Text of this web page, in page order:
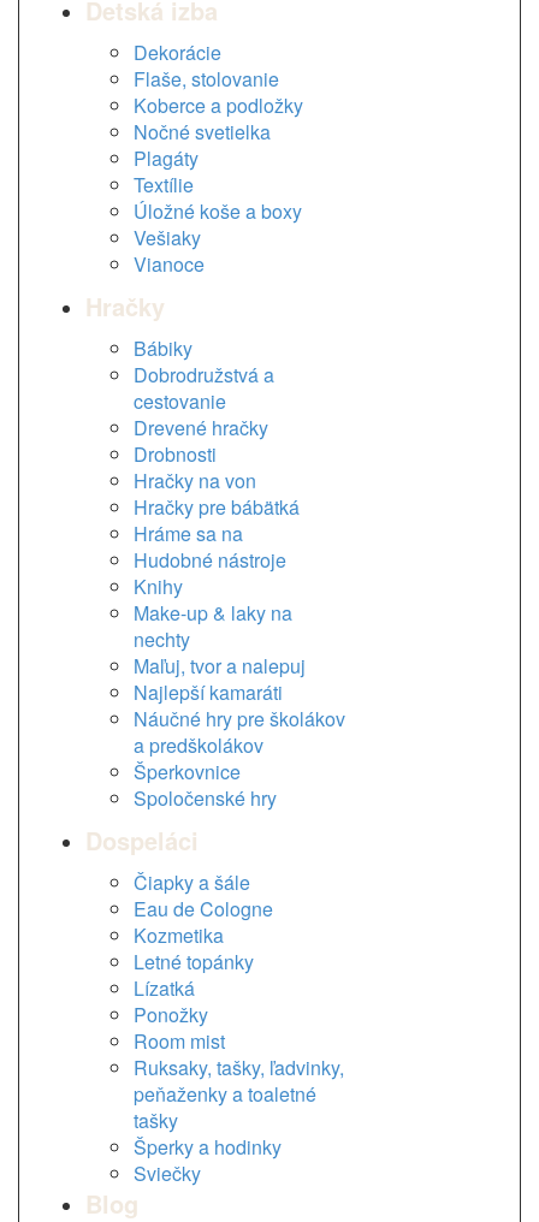
Detská izba
Dekorácie
Flaše, stolovanie
Koberce a podložky
Nočné svetielka
Plagáty
Textílie
Úložné koše a boxy
Vešiaky
Vianoce
Hračky
Bábiky
Dobrodružstvá a
cestovanie
Drevené hračky
Drobnosti
Hračky na von
Hračky pre bábätká
Hráme sa na
Hudobné nástroje
Knihy
Make-up & laky na
nechty
Maľuj, tvor a nalepuj
Najlepší kamaráti
Náučné hry pre školákov
a predškolákov
Šperkovnice
Spoločenské hry
Dospeláci
Čiapky a šále
Eau de Cologne
Kozmetika
Letné topánky
Lízatká
Ponožky
Room mist
Ruksaky, tašky, ľadvinky,
peňaženky a toaletné
tašky
Šperky a hodinky
Sviečky
Blog